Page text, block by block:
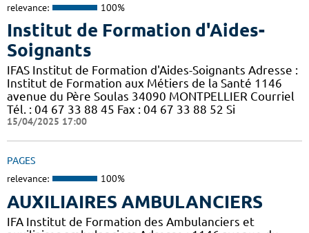
relevance: 100%
Institut de Formation d'Aides-
Soignants
IFAS Institut de Formation d'Aides-Soignants Adresse :
Institut de Formation aux Métiers de la Santé 1146
avenue du Père Soulas 34090 MONTPELLIER Courriel
Tél. : 04 67 33 88 45 Fax : 04 67 33 88 52 Si
15/04/2025 17:00
PAGES
relevance: 100%
AUXILIAIRES AMBULANCIERS
IFA Institut de Formation des Ambulanciers et